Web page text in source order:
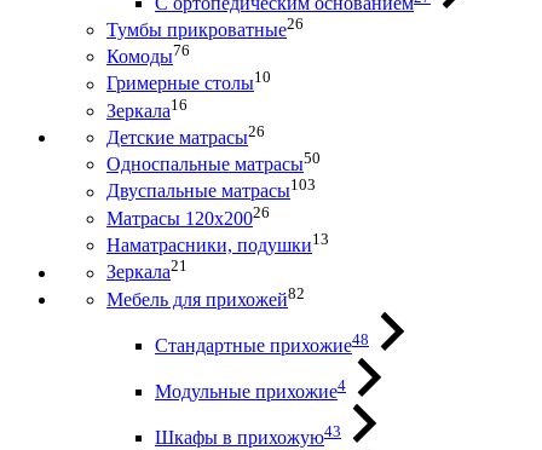
Тумбы прикроватные26
Комоды76
Гримерные столы10
Зеркала16
Детские матрасы26
Односпальные матрасы50
Двуспальные матрасы103
Матрасы 120х20026
Наматрасники, подушки13
Зеркала21
Мебель для прихожей82
Стандартные прихожие48
Модульные прихожие4
Шкафы в прихожую43